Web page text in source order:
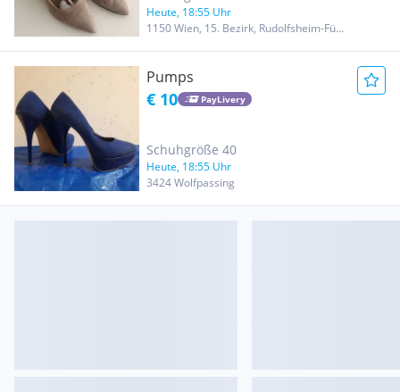
Heute, 18:55 Uhr
1150 Wien, 15. Bezirk, Rudolfsheim-Fünfhaus
Pumps
€ 10 PayLivery
Schuhgröße 40
Heute, 18:55 Uhr
3424 Wolfpassing